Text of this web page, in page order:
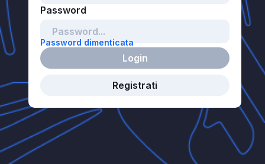
Password dimenticata
Login
Registrati